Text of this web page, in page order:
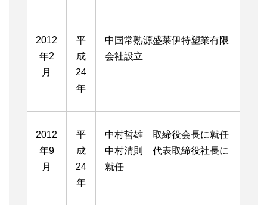
2012
年2
月
平
成
24
年
中国常熟源盛莱伊特塑業有限
会社設立
2012
年9
月
平
成
24
年
中村哲雄 取締役会長に就任
中村清則 代表取締役社長に
就任